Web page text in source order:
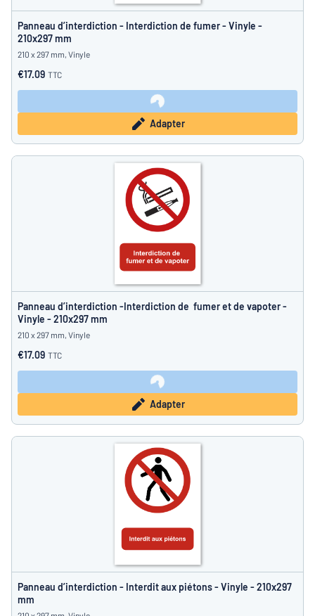
Panneau d’interdiction - Interdiction de fumer - Vinyle -
210x297 mm
210 x 297 mm, Vinyle
€17.09 TTC
Adapter
Panneau d’interdiction -Interdiction de fumer et de vapoter -
Vinyle - 210x297 mm
210 x 297 mm, Vinyle
€17.09 TTC
Adapter
Panneau d’interdiction - Interdit aux piétons - Vinyle - 210x297
mm